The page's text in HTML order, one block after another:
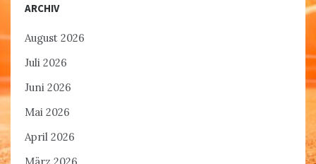
ARCHIV
August 2026
Juli 2026
Juni 2026
Mai 2026
April 2026